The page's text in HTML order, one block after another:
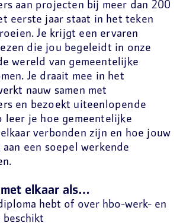
aan projecten bij meer dan 200
eerste jaar staat in het teken
Je krijgt een ervaren
die jou begeleidt in onze
wereld van gemeentelijke
Je draait mee in het
nauw samen met
en bezoekt uiteenlopende
leer je hoe gemeentelijke
verbonden zijn en hoe jouw
een soepel werkende
elkaar als…
hebt of over hbo-werk- en
beschikt